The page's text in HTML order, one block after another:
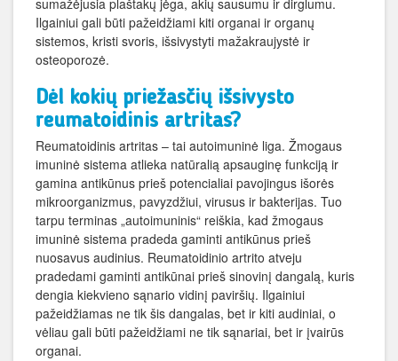
sumažėjusia plaštakų jėga, akių sausumu ir dirglumu.
Ilgainiui gali būti pažeidžiami kiti organai ir organų
sistemos, kristi svoris, išsivystyti mažakraujystė ir
osteoporozė.
Dėl kokių priežasčių išsivysto
reumatoidinis artritas?
Reumatoidinis artritas – tai autoimuninė liga. Žmogaus
imuninė sistema atlieka natūralią apsauginę funkciją ir
gamina antikūnus prieš potencialiai pavojingus išorės
mikroorganizmus, pavyzdžiui, virusus ir bakterijas. Tuo
tarpu terminas „autoimuninis“ reiškia, kad žmogaus
imuninė sistema pradeda gaminti antikūnus prieš
nuosavus audinius. Reumatoidinio artrito atveju
pradedami gaminti antikūnai prieš sinovinį dangalą, kuris
dengia kiekvieno sąnario vidinį paviršių. Ilgainiui
pažeidžiamas ne tik šis dangalas, bet ir kiti audiniai, o
vėliau gali būti pažeidžiami ne tik sąnariai, bet ir įvairūs
organai.